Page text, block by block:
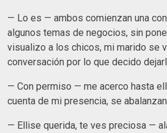
— Lo es — ambos comienzan una
algunos temas de negocios, sin
visualizo a los chicos, mi marido se
conversación por lo que decido
— Con permiso — me acerco hasta
cuenta de mi presencia, se
— Ellise querida, te ves preciosa —